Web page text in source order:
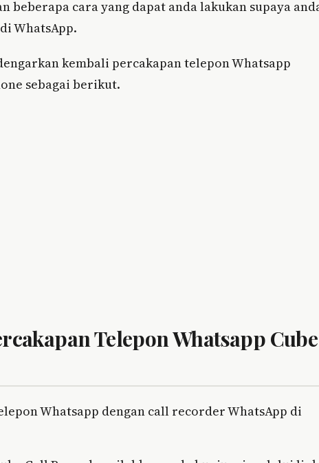
cara yang dapat anda lakukan supaya
WhatsApp.
kembali percakapan telepon Whatsapp
sebagai berikut.
Telepon Whatsapp Cube
Whatsapp dengan call recorder WhatsApp di